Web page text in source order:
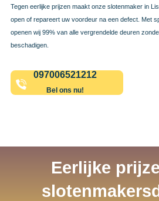
Tegen eerlijke prijzen maakt onze slotenmaker in
open of repareert uw voordeur na een defect. Met
openen wij 99% van alle vergrendelde deuren
beschadigen.
097006521212
Bel ons nu!
Eerlijke